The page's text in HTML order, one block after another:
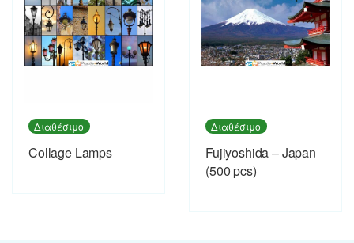
Διαθέσιμο
Collage Lamps
Διαθέσιμο
Fujiyoshida – Japan
(500 pcs)